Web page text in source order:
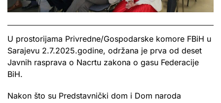
U prostorijama Privredne/Gospodarske komore FBiH u
Sarajevu 2.7.2025.godine, održana je prva od deset
Javnih rasprava o Nacrtu zakona o gasu Federacije
BiH.
Nakon što su Predstavnički dom i Dom naroda